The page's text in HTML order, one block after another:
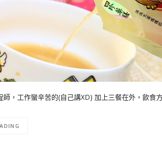
師，工作蠻辛苦的(自己講XD) 加上三餐在外，飲